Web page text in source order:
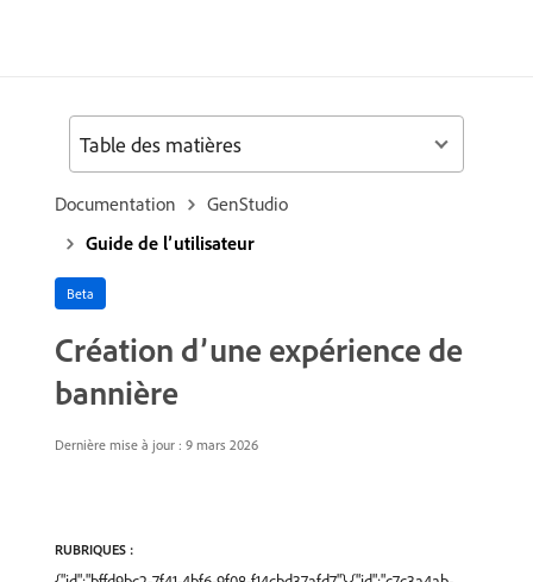
Documentation
GenStudio
Guide de l’utilisateur
Beta
Création d’une expérience de
bannière
Dernière mise à jour : 9 mars 2026
RUBRIQUES :
Table des matières